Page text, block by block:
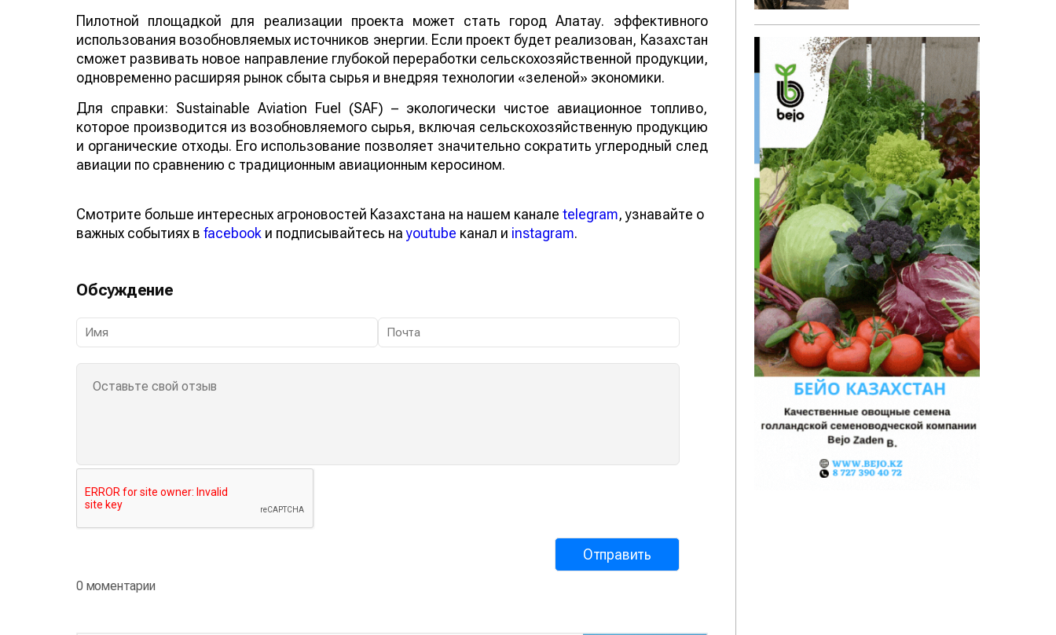
Пилотной площадкой для реализации проекта может стать город Алатау. эффективного
использования возобновляемых источников энергии. Если проект будет реализован, Казахстан
сможет развивать новое направление глубокой переработки сельскохозяйственной продукции,
одновременно расширяя рынок сбыта сырья и внедряя технологии «зеленой» экономики.
Для справки: Sustainable Aviation Fuel (SAF) – экологически чистое авиационное топливо,
которое производится из возобновляемого сырья, включая сельскохозяйственную продукцию
и органические отходы. Его использование позволяет значительно сократить углеродный след
авиации по сравнению с традиционным авиационным керосином.
Смотрите больше интересных агроновостей Казахстана на нашем канале telegram, узнавайте о
важных событиях в facebook и подписывайтесь наyoutube канал и instagram.
Обсуждение
0 моментарии